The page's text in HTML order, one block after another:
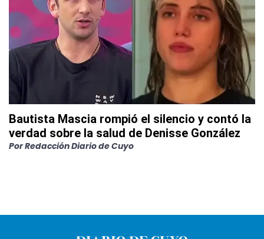
Bautista Mascia rompió el silencio y contó la
verdad sobre la salud de Denisse González
PorRedacción Diario de Cuyo